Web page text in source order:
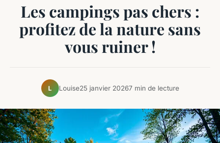
Les campings pas chers :
profitez de la nature sans
vous ruiner !
L Louise25 janvier 20267 min de lecture